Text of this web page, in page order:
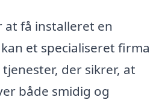
at få installeret en
et specialiseret firma
der sikrer, at
både smidig og